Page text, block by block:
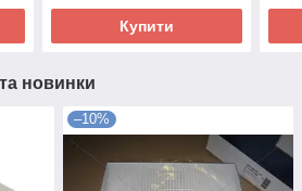
Купити
новинки
–10%